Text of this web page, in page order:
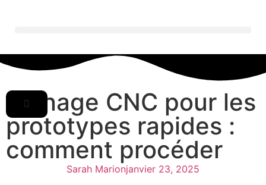
Usinage CNC pour les
prototypes rapides :
comment procéder
Sarah Marionjanvier 23, 2025